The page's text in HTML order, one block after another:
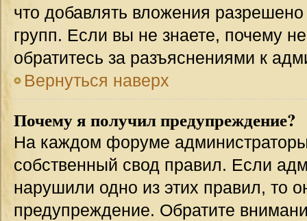
что добавлять вложения
групп. Если вы не знаете, почему
обратитесь за разъяснениями к
Вернуться наверх
Почему я получил предупреждение?
На каждом форуме
собственный свод правил. Если
нарушили одно из этих правил, то
предупреждение. Обратите